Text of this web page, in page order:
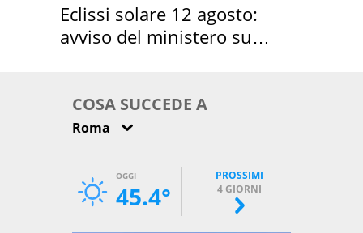
Eclissi solare 12 agosto:
avviso del ministero su